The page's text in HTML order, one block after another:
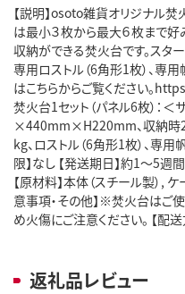
【説明】osoto雑貨オリジナル焚
は最小３枚から最大６枚まで好
収納ができる焚火台です。スター
専用ロストル（6角形1枚）、専
はこちらからご覧ください。
焚火台1セット（パネル6枚）：
×440mm×H220mm、収納
kg、ロストル（6角形1枚）、専
限】なし 【発送期日】約1～5
【原材料】本体（スチール製）,
意事項・その他】※焚火台はご
め火傷にご注意ください。 【配
返礼品レビュー